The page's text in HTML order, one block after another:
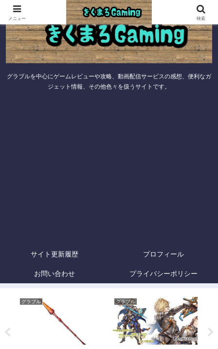
グラブルを中心にゲームレビューや攻略、動画配信サービスの感想、便利なガ
ジェット情報、その他色々を扱うサイトです。
サイト更新履歴 プロフィール
お問い合わせ プライバシーポリシー
グラブル グラブル
メニュー 検索